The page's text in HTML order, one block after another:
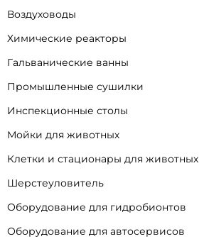
Воздуховоды
Химические реакторы
Гальванические ванны
Промышленные сушилки
Инспекционные столы
Мойки для животных
Клетки и стационары для животных
Шерстеуловитель
Оборудование для гидробионтов
Оборудование для автосервисов